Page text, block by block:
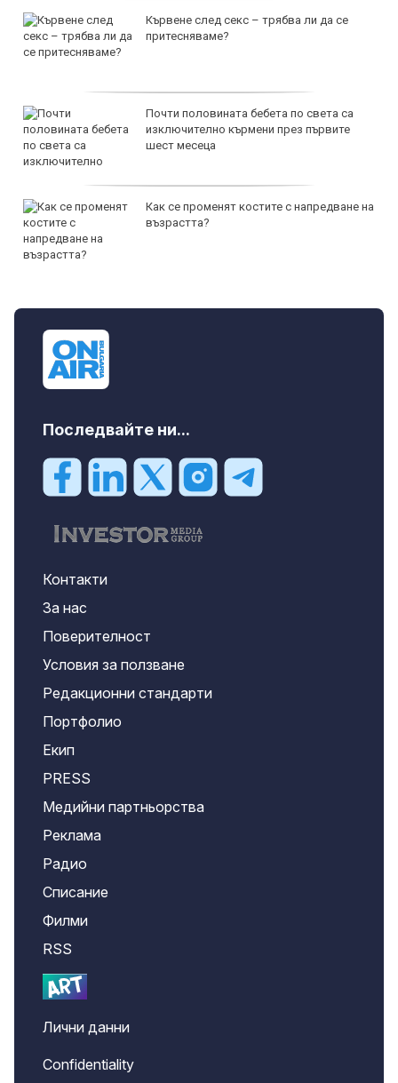
Кървене след секс – трябва ли да се
притесняваме?
Почти половината бебета по света са
изключително кърмени през първите
шест месеца
Как се променят костите с напредване на
възрастта?
Последвайте ни...
Контакти
За нас
Поверителност
Условия за ползване
Редакционни стандарти
Портфолио
Екип
PRESS
Медийни партньорства
Реклама
Радио
Списание
Филми
RSS
Лични данни
Confidentiality